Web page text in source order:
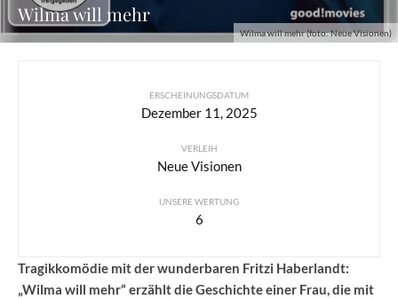
Wilma will mehr (foto: Neue Visionen)
Wilma will mehr
ERSCHEINUNGSDATUM
Dezember 11, 2025
VERLEIH
Neue Visionen
UNSERE WERTUNG
6
Tragikkomödie mit der wunderbaren Fritzi Haberlandt:
„Wilma will mehr“ erzählt die Geschichte einer Frau, die mit